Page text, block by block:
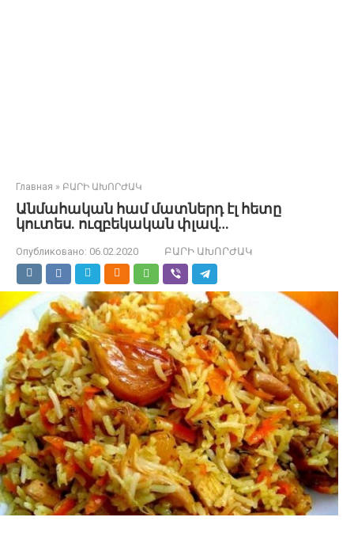
Главная » ԲԱՐԻ ԱԽՈՐԺԱԿ
Անմահական համ մատներդ էլ հետը
կուտես. ուզբեկական փլավ…
Опубликовано: 06.02.2020 ԲԱՐԻ ԱԽՈՐԺԱԿ